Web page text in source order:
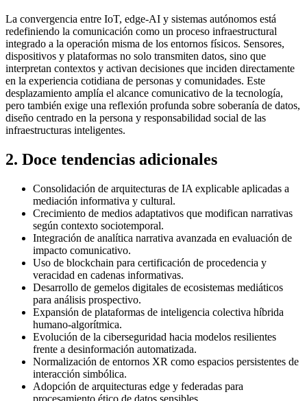
La convergencia entre IoT, edge‑AI y sistemas autónomos está
redefiniendo la comunicación como un proceso infraestructural
integrado a la operación misma de los entornos físicos. Sensores,
dispositivos y plataformas no solo transmiten datos, sino que
interpretan contextos y activan decisiones que inciden directamente
en la experiencia cotidiana de personas y comunidades. Este
desplazamiento amplía el alcance comunicativo de la tecnología,
pero también exige una reflexión profunda sobre soberanía de datos,
diseño centrado en la persona y responsabilidad social de las
infraestructuras inteligentes.
2. Doce tendencias adicionales
Consolidación de arquitecturas de IA explicable aplicadas a
mediación informativa y cultural.
Crecimiento de medios adaptativos que modifican narrativas
según contexto sociotemporal.
Integración de analítica narrativa avanzada en evaluación de
impacto comunicativo.
Uso de blockchain para certificación de procedencia y
veracidad en cadenas informativas.
Desarrollo de gemelos digitales de ecosistemas mediáticos
para análisis prospectivo.
Expansión de plataformas de inteligencia colectiva híbrida
humano‑algorítmica.
Evolución de la ciberseguridad hacia modelos resilientes
frente a desinformación automatizada.
Normalización de entornos XR como espacios persistentes de
interacción simbólica.
Adopción de arquitecturas edge y federadas para
procesamiento ético de datos sensibles.